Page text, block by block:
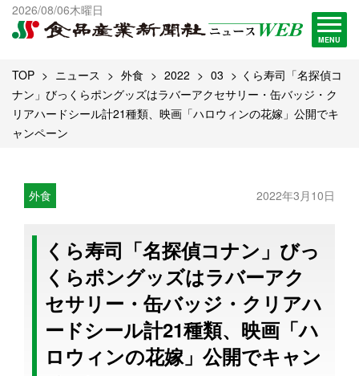
2026/08/06木曜日
MENU
出版物一覧へ
試読・購読申し込み
TOP ニュース 外食 2022 03
くら寿司「名探偵コ
ナン」びっくらポングッズはラバーアクセサリー・缶バッジ・ク
リアハードシール計21種類、映画「ハロウィンの花嫁」公開でキ
ャンペーン
外食 2022年3月10日
くら寿司「名探偵コナン」びっ
くらポングッズはラバーアク
セサリー・缶バッジ・クリアハ
ードシール計21種類、映画「ハ
ロウィンの花嫁」公開でキャン